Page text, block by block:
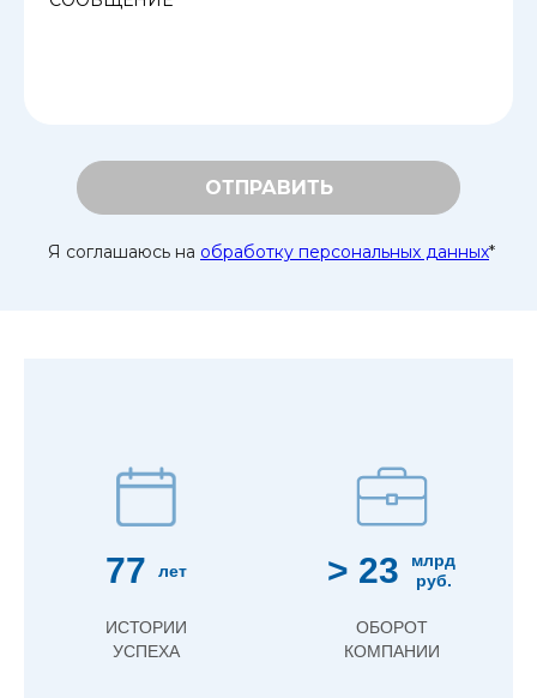
ОТПРАВИТЬ
Я соглашаюсь на обработку персональных данных*
77 лет
ИСТОРИИ
УСПЕХА
> 23
млрд
руб.
ОБОРОТ
КОМПАНИИ